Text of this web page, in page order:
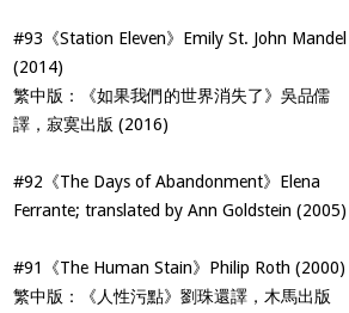
#93《Station Eleven》Emily St. John Mandel
(2014)
繁中版：《如果我們的世界消失了》吳品儒
譯，寂寞出版 (2016)
#92《The Days of Abandonment》Elena
Ferrante; translated by Ann Goldstein (2005)
#91《The Human Stain》Philip Roth (2000)
繁中版：《人性污點》劉珠還譯，木馬出版